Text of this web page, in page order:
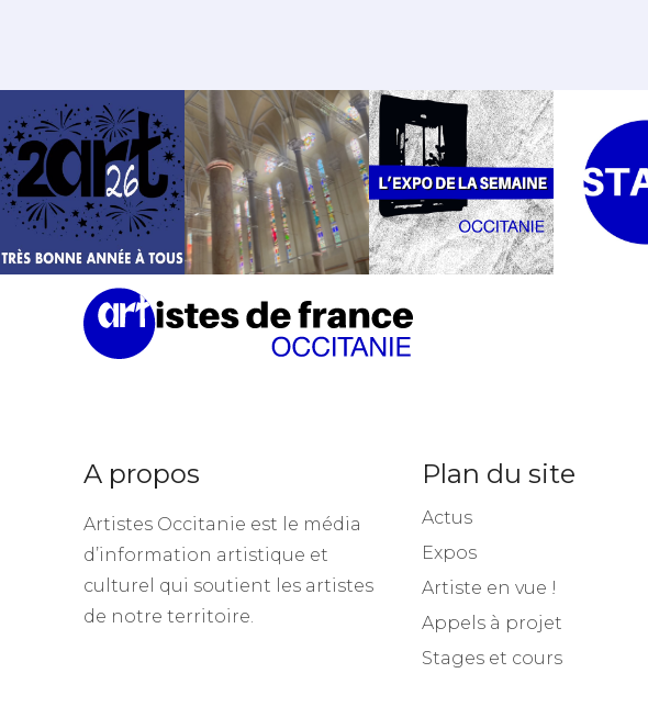
A propos
Artistes Occitanie est le média
d’information artistique et
culturel qui soutient les artistes
de notre territoire.
Plan du site
Actus
Expos
Artiste en vue !
Appels à projet
Stages et cours